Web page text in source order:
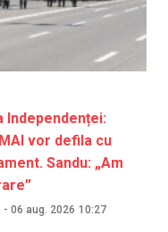
Independenței:
vor defila cu
Sandu: „Am
- 06 aug. 2026 10:27